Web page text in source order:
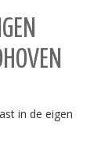
in de eigen